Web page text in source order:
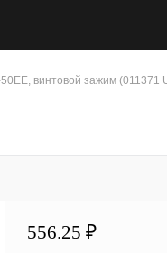
винтовой зажим (011371
556.25 ₽